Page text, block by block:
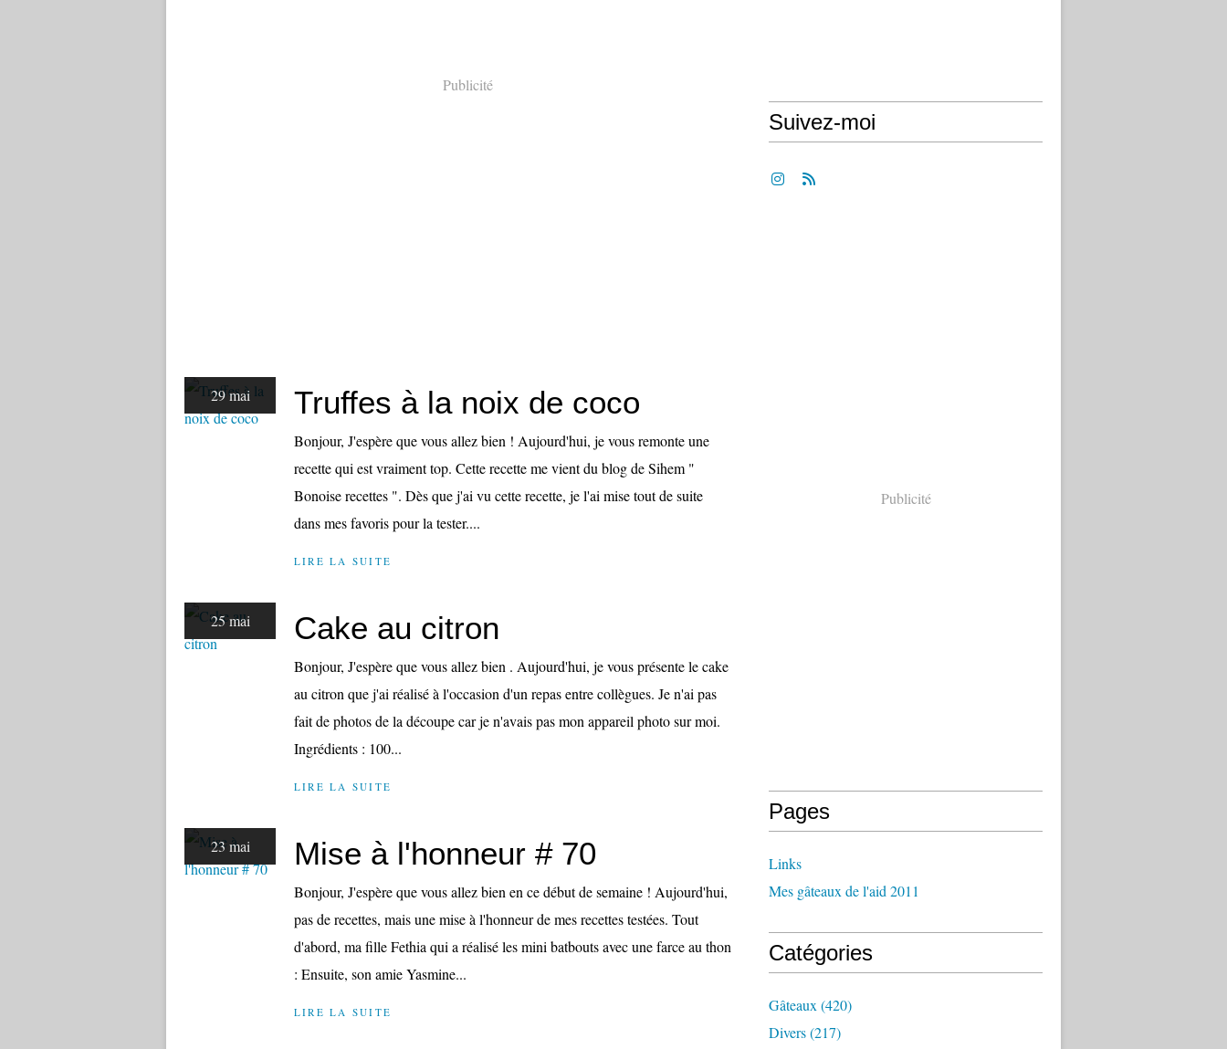
Publicité
29 mai Truffes à la noix de coco
Bonjour, J'espère que vous allez bien ! Aujourd'hui, je vous remonte une
recette qui est vraiment top. Cette recette me vient du blog de Sihem "
Bonoise recettes ". Dès que j'ai vu cette recette, je l'ai mise tout de suite
dans mes favoris pour la tester....
LIRE LA SUITE
25 mai Cake au citron
Bonjour, J'espère que vous allez bien . Aujourd'hui, je vous présente le cake
au citron que j'ai réalisé à l'occasion d'un repas entre collègues. Je n'ai pas
fait de photos de la découpe car je n'avais pas mon appareil photo sur moi.
Ingrédients : 100...
LIRE LA SUITE
23 mai Mise à l'honneur # 70
Bonjour, J'espère que vous allez bien en ce début de semaine ! Aujourd'hui,
pas de recettes, mais une mise à l'honneur de mes recettes testées. Tout
d'abord, ma fille Fethia qui a réalisé les mini batbouts avec une farce au thon
: Ensuite, son amie Yasmine...
LIRE LA SUITE
Suivez-moi
Publicité
Pages
Links
Mes gâteaux de l'aid 2011
Catégories
Gâteaux (420)
Divers(217)